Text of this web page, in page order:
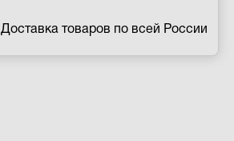
Доставка товаров по всей России